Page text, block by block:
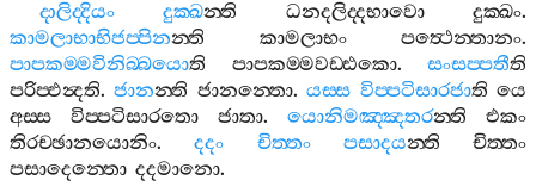
දාලිද‍්දියං
දුක‍්ඛන‍්ති ධනදලිද‍්දභාවො දුක‍්ඛං.
කාමලාභාභිජප‍්පිනන‍්ති කාමලාභං පත්‍ථෙන‍්තානං.
පාපකම‍්මවිනිබ‍්බයොති පාපකම‍්මවඩ‍්ඪකො. සංසප‍්පතීති
පරිප‍්ඵන්‍දති.ජානන‍්ති ජානන‍්තො.යස‍්ස විප‍්පටිසාරජාති යෙ
අස‍්ස
විප‍්පටිසාරතො ජාතා. යොනිමඤ‍්ඤතරන‍්ති
එකං
තිරච‍්ඡානයොනිං.දදං චිත‍්තං පසාදයන‍්ති
චිත‍්තං
පසාදෙන‍්තො දදමානො.